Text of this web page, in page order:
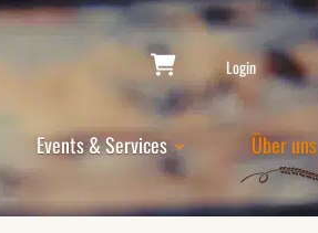
Login
Events & Services Über uns